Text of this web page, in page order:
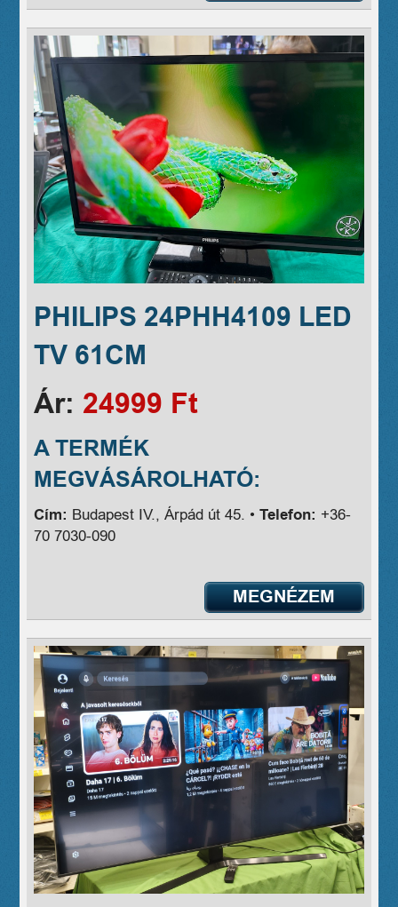
PHILIPS 24PHH4109 LED
TV 61CM
Ár: 24999 Ft
A TERMÉK
MEGVÁSÁROLHATÓ:
Cím: Budapest IV., Árpád út 45. •Telefon: +36-
70 7030-090
MEGNÉZEM